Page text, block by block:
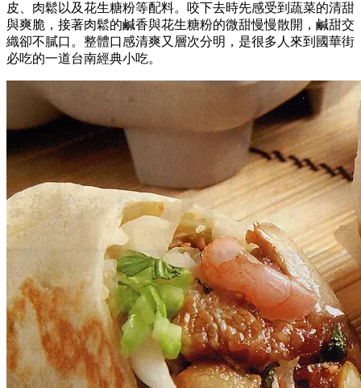
皮、肉鬆以及花生糖粉等配料。咬下去時先感受到蔬菜的清甜
與爽脆，接著肉鬆的鹹香與花生糖粉的微甜慢慢散開，鹹甜交
織卻不膩口。整體口感清爽又層次分明，是很多人來到國華街
必吃的一道台南經典小吃。